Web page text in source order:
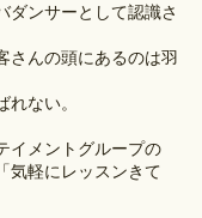
ダンサーとして認識さ
さんの頭にあるのは羽
ない。
イメントグループの
気軽にレッスンきて